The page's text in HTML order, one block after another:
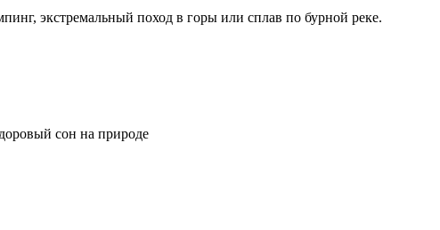
экстремальный поход в горы или сплав по бурной реке.
сон на природе